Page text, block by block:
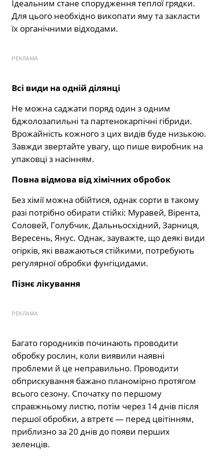
Ідеальним стане спорудження теплої грядки.
Для цього необхідно викопати яму та закласти
їх органічними відходами.
РЕКЛАМА
Всі види на одній ділянці
Не можна саджати поряд один з одним
бджолозапильні та партенокарпічні гібриди.
Врожайність кожного з цих видів буде низькою.
Завжди звертайте увагу, що пише виробник на
упаковці з насінням.
Повна відмова від хімічних обробок
Без хімії можна обійтися, однак сорти в такому
разі потрібно обирати стійкі: Муравей, Вірента,
Соловей, Голубчик, Дальньосхідний, Зарниця,
Вересень, Янус. Однак, зауважте, що деякі види
огірків, які вважаються стійкими, потребують
регулярної обробки фунгіцидами.
Пізнє лікування
РЕКЛАМА
Багато городників починають проводити
обробку рослин, коли виявили наявні
проблеми й це неправильно. Проводити
обприскування бажано планомірно протягом
всього сезону. Спочатку по першому
справжньому листю, потім через 14 днів після
першої обробки, а втретє — перед цвітінням,
приблизно за 20 днів до появи перших
зеленців.